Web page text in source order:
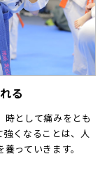
る
時として痛みをとも
くなることは、人
っていきます。